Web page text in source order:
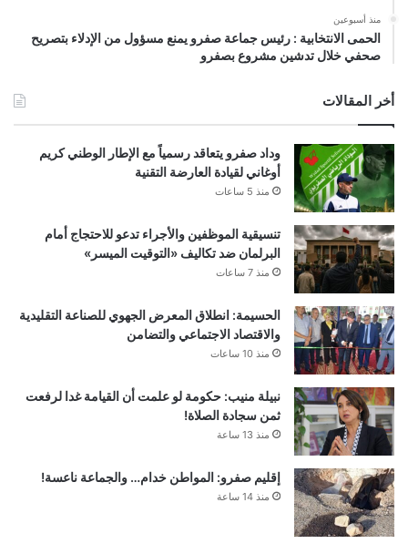
منذ أسبوعين
الحمى الانتخابية : رئيس جماعة صفرو يمنع مسؤول من الإدلاء بتصريح
صحفي خلال تدشين مشروع بصفرو
أخر المقالات
وداد صفرو يتعاقد رسمياً مع الإطار الوطني كريم
أوغاني لقيادة العارضة التقنية
منذ 5 ساعات
تنسيقية الموظفين والأجراء تدعو للاحتجاج أمام
البرلمان ضد تكاليف «التوقيت الميسر»
منذ 7 ساعات
الحسيمة: انطلاق المعرض الجهوي للصناعة التقليدية
والاقتصاد الاجتماعي والتضامن
منذ 10 ساعات
نبيلة منيب: حكومة لو علمت أن القيامة غدا لرفعت
ثمن سجادة الصلاة!
منذ 13 ساعة
إقليم صفرو: المواطن خدام… والجماعة ناعسة!
منذ 14 ساعة